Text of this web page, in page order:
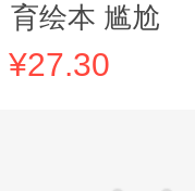
育绘本 尴尬
¥27.30